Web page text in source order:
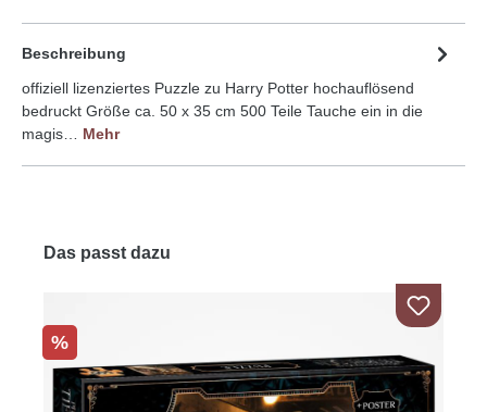
Beschreibung
offiziell lizenziertes Puzzle zu Harry Potter hochauflösend
bedruckt Größe ca. 50 x 35 cm 500 Teile Tauche ein in die
magis… Mehr
Das passt dazu
%